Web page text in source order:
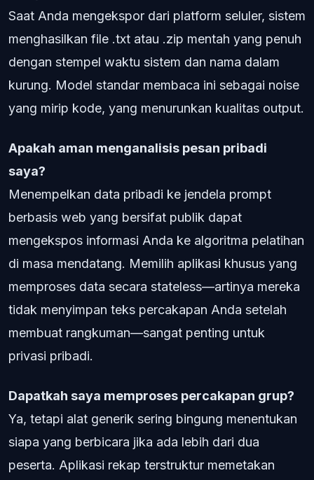
Saat Anda mengekspor dari platform seluler, sistem
menghasilkan file .txt atau .zip mentah yang penuh
dengan stempel waktu sistem dan nama dalam
kurung. Model standar membaca ini sebagai noise
yang mirip kode, yang menurunkan kualitas output.
Apakah aman menganalisis pesan pribadi
saya?
Menempelkan data pribadi ke jendela prompt
berbasis web yang bersifat publik dapat
mengekspos informasi Anda ke algoritma pelatihan
di masa mendatang. Memilih aplikasi khusus yang
memproses data secara stateless—artinya mereka
tidak menyimpan teks percakapan Anda setelah
membuat rangkuman—sangat penting untuk
privasi pribadi.
Dapatkah saya memproses percakapan grup?
Ya, tetapi alat generik sering bingung menentukan
siapa yang berbicara jika ada lebih dari dua
peserta. Aplikasi rekap terstruktur memetakan